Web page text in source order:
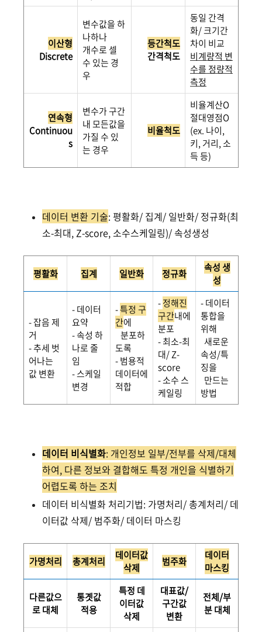
이산형
Discrete
변수값을 하
나하나
개수로 셀
수 있는 경
우
등간척도
간격척도
동일 간격
화/ 크기간
차이 비교
비계량적 변
수를 정량적
측정
연속형
Continuou
s
변수가 구간
내 모든값을
가질 수 있
는 경우
비율척도
비율계산O
절대영점O
(ex. 나이,
키, 거리, 소
득 등)
데이터 변환 기술: 평활화/ 집계/ 일반화/ 정규화(최
소-최대, Z-score, 소수스케일링)/ 속성생성
평활화 집계 일반화 정규화
속성 생
성
- 잡음 제
거
- 추세 벗
어나는
값 변환
- 데이터
요약
- 속성 하
나로 줄
임
- 스케일
변경
-특정 구
간에
분포하
도록
- 범용적
데이터에
적합
-정해진
구간내에
분포
- 최소-최
대/ Z-
score
- 소수 스
케일링
- 데이터
통합을
위해
새로운
속성/특
징을
만드는
방법
데이터 비식별화: 개인정보 일부/전부를 삭제/대체
하여, 다른 정보와 결합해도 특정 개인을 식별하기
어렵도록 하는 조치
데이터 비식별화 처리기법: 가명처리/ 총계처리/ 데
이터값 삭제/ 범주화/ 데이터 마스킹
가명처리 총계처리
데이터값
삭제
범주화
데이터
마스킹
다른값으
로 대체
통곗값
적용
특정 데
이터값
삭제
대표값/
구간값
변환
전체/부
분 대체